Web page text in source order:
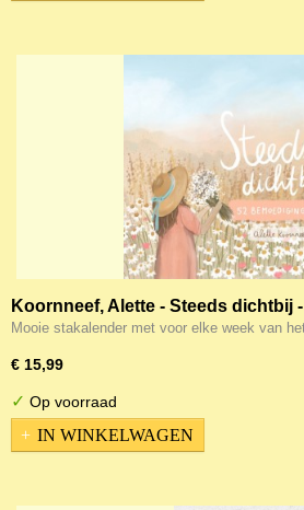
Koornneef, Alette - Steeds dichtbij
bemoedigingen
Mooie stakalender met voor elke week van
€ 15,99
✓ Op voorraad
IN WINKELWAGEN